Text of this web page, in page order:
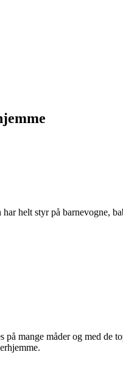
helt styr på barnevogne,
på mange måder og med